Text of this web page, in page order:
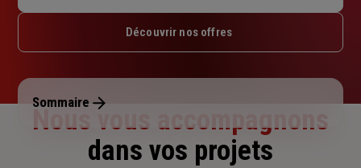
Jeudi : 09h – 12h / 13h30 – 17h30
Dimanche : Fermé
Découvrir nos offres
Sommaire
Nous vous accompagnons
dans vos projets